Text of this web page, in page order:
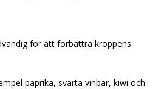
för att förbättra kroppens
paprika, svarta vinbär, kiwi och